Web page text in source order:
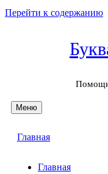
Перейти к содержанию
Меню
Главная
Главная